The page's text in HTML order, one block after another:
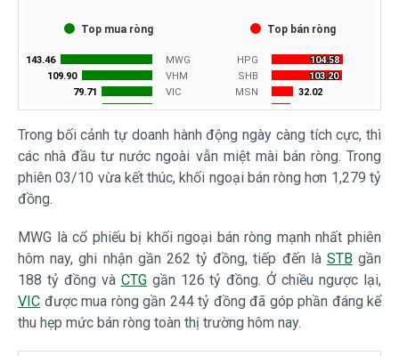
Trong bối cảnh tự doanh hành động ngày càng tích cực, thì
các nhà đầu tư nước ngoài vẫn miệt mài bán ròng. Trong
phiên 03/10 vừa kết thúc, khối ngoại bán ròng hơn 1,279 tỷ
đồng.
MWG là cổ phiếu bị khối ngoại bán ròng mạnh nhất phiên
hôm nay, ghi nhận gần 262 tỷ đồng, tiếp đến là STBgần
188 tỷ đồng và CTGgần 126 tỷ đồng. Ở chiều ngược lại,
VIC được mua ròng gần 244 tỷ đồng đã góp phần đáng kể
thu hẹp mức bán ròng toàn thị trường hôm nay.